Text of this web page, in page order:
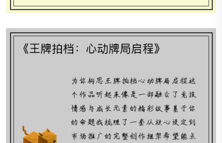
slowpaly扑克,扑克牌so hand